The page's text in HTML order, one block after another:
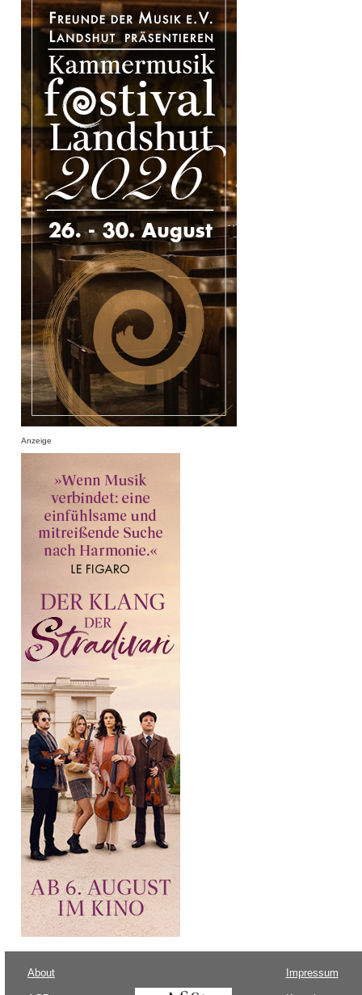
Anzeige
About Impressum